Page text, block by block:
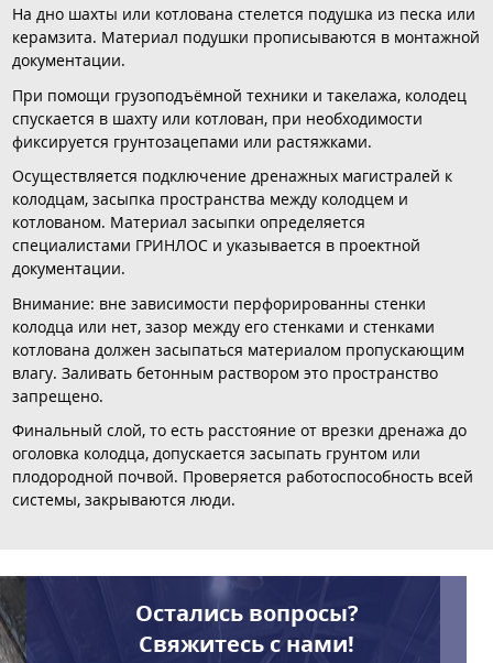
На дно шахты или котлована стелется подушка из песка или
керамзита. Материал подушки прописываются в монтажной
документации.
При помощи грузоподъёмной техники и такелажа, колодец
спускается в шахту или котлован, при необходимости
фиксируется грунтозацепами или растяжками.
Осуществляется подключение дренажных магистралей к
колодцам, засыпка пространства между колодцем и
котлованом. Материал засыпки определяется
специалистами ГРИНЛОС и указывается в проектной
документации.
Внимание: вне зависимости перфорированны стенки
колодца или нет, зазор между его стенками и стенками
котлована должен засыпаться материалом пропускающим
влагу. Заливать бетонным раствором это пространство
запрещено.
Финальный слой, то есть расстояние от врезки дренажа до
оголовка колодца, допускается засыпать грунтом или
плодородной почвой. Проверяется работоспособность всей
системы, закрываются люди.
Остались вопросы?
Свяжитесь с нами!